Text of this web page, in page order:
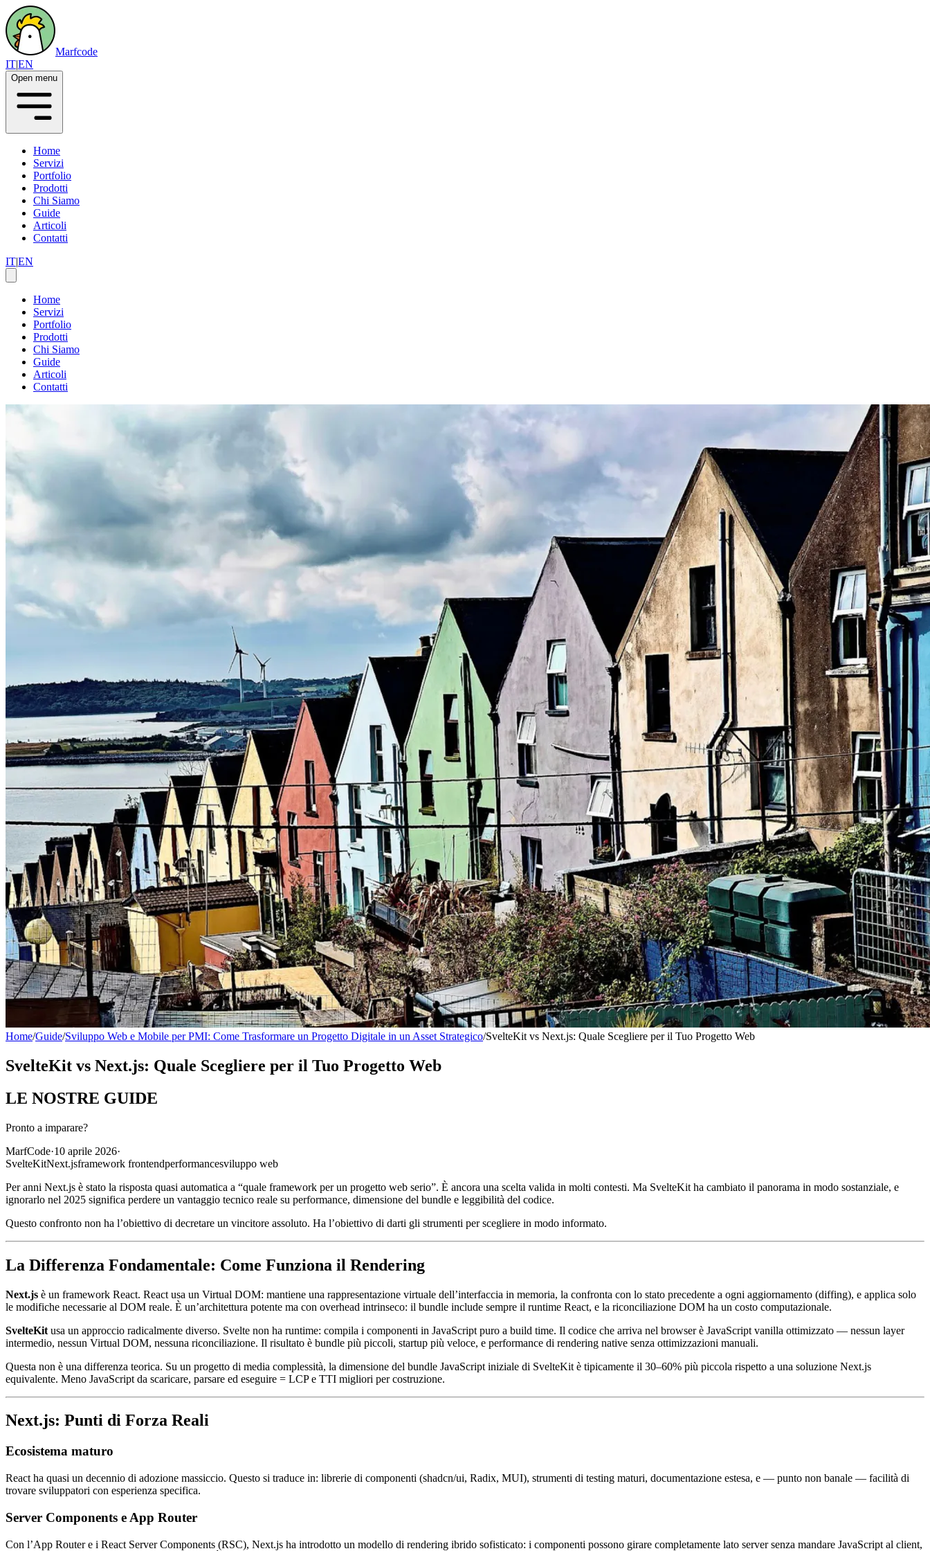
Marfcode
IT|EN
Open menu
Home
Servizi
Portfolio
Prodotti
Chi Siamo
Guide
Articoli
Contatti
IT|EN
Home
Servizi
Portfolio
Prodotti
Chi Siamo
Guide
Articoli
Contatti
Home/Guide/Sviluppo Web e Mobile per PMI: Come Trasformare un Progetto Digitale in un Asset Strategico/SvelteKit vs Next.js: Quale Scegliere per il Tuo Progetto Web
SvelteKit vs Next.js: Quale Scegliere per il Tuo Progetto Web
LE NOSTRE GUIDE
Pronto a imparare?
MarfCode·10 aprile 2026·
SvelteKitNext.jsframework frontendperformancesviluppo web
Per anni Next.js è stato la risposta quasi automatica a “quale framework per un progetto web serio”. È ancora una scelta valida in molti contesti. Ma SvelteKit ha cambiato il panorama in modo sostanziale, e
ignorarlo nel 2025 significa perdere un vantaggio tecnico reale su performance, dimensione del bundle e leggibilità del codice.
Questo confronto non ha l’obiettivo di decretare un vincitore assoluto. Ha l’obiettivo di darti gli strumenti per scegliere in modo informato.
La Differenza Fondamentale: Come Funziona il Rendering
Next.js è un framework React. React usa un Virtual DOM: mantiene una rappresentazione virtuale dell’interfaccia in memoria, la confronta con lo stato precedente a ogni aggiornamento (diffing), e applica solo
le modifiche necessarie al DOM reale. È un’architettura potente ma con overhead intrinseco: il bundle include sempre il runtime React, e la riconciliazione DOM ha un costo computazionale.
SvelteKit usa un approccio radicalmente diverso. Svelte non ha runtime: compila i componenti in JavaScript puro a build time. Il codice che arriva nel browser è JavaScript vanilla ottimizzato — nessun layer
intermedio, nessun Virtual DOM, nessuna riconciliazione. Il risultato è bundle più piccoli, startup più veloce, e performance di rendering native senza ottimizzazioni manuali.
Questa non è una differenza teorica. Su un progetto di media complessità, la dimensione del bundle JavaScript iniziale di SvelteKit è tipicamente il 30–60% più piccola rispetto a una soluzione Next.js
equivalente. Meno JavaScript da scaricare, parsare ed eseguire = LCP e TTI migliori per costruzione.
Next.js: Punti di Forza Reali
Ecosistema maturo
React ha quasi un decennio di adozione massiccio. Questo si traduce in: librerie di componenti (shadcn/ui, Radix, MUI), strumenti di testing maturi, documentazione estesa, e — punto non banale — facilità di
trovare sviluppatori con esperienza specifica.
Server Components e App Router
Con l’App Router e i React Server Components (RSC), Next.js ha introdotto un modello di rendering ibrido sofisticato: i componenti possono girare completamente lato server senza mandare JavaScript al client,